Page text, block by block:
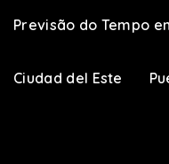
Previsão do Tempo
Ciudad del Este